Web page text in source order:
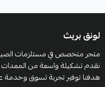
لونق بريث
متجر متخصص في مستلزمات
نقدم تشكيلة واسعة من المعدات
هدفنا توفير تجربة تسوق وخدمة